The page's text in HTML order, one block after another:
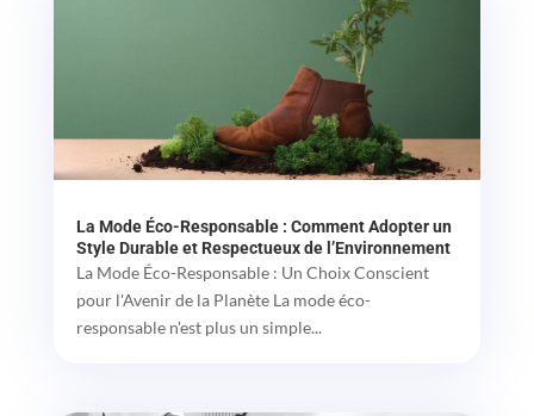
La Mode Éco-Responsable : Comment Adopter un
Style Durable et Respectueux de l’Environnement
La Mode Éco-Responsable : Un Choix Conscient
pour l'Avenir de la Planète La mode éco-
responsable n'est plus un simple...